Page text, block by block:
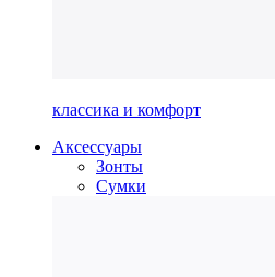
классика и комфорт
Аксессуары
Зонты
Сумки